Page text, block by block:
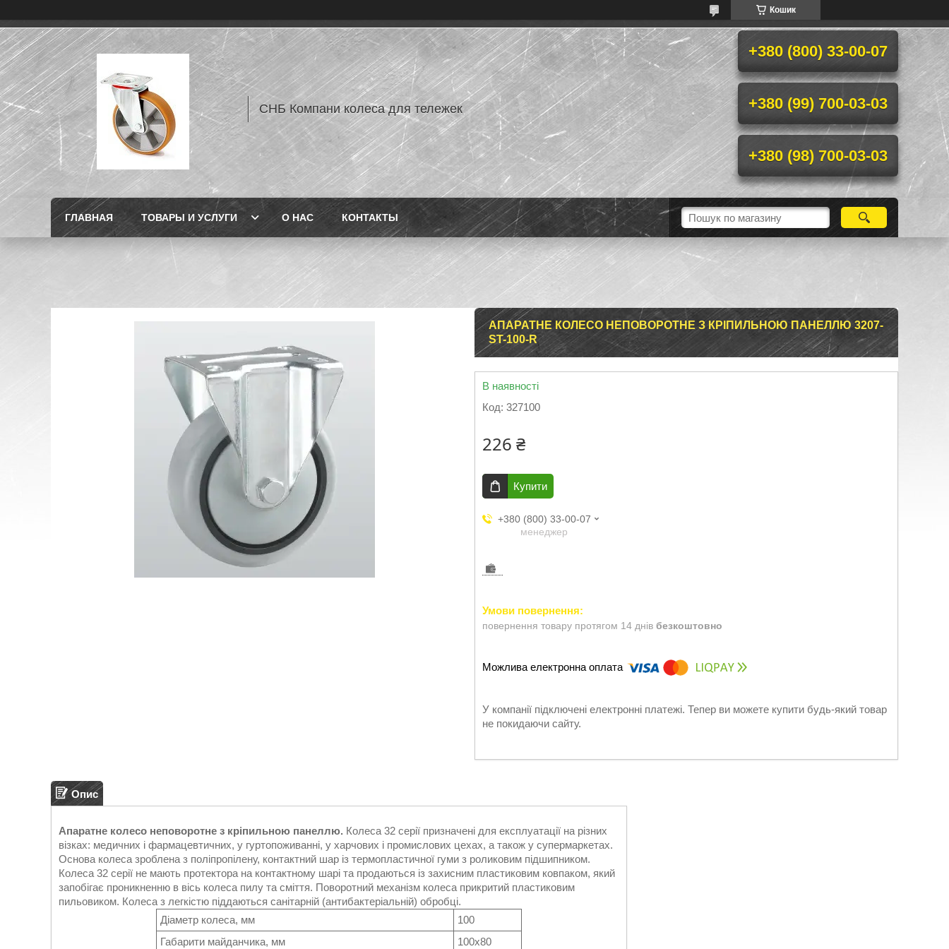
Кошик
СНБ Компани колеса для тележек
+380 (800) 33-00-07
+380 (99) 700-03-03
+380 (98) 700-03-03
ГЛАВНАЯ ТОВАРЫ И УСЛУГИ О НАС КОНТАКТЫ
АПАРАТНЕ КОЛЕСО НЕПОВОРОТНЕ З КРІПИЛЬНОЮ ПАНЕЛЛЮ 3207-
ST-100-R
В наявності
Код: 327100
226 ₴
Купити
+380 (800) 33-00-07
менеджер
повернення товару протягом 14 днів безкоштовно
У компанії підключені електронні платежі. Тепер ви можете купити будь-який товар
не покидаючи сайту.
Опис
Апаратне колесо неповоротне з кріпильною панеллю. Колеса 32 серії призначені для експлуатації на різних
візках: медичних і фармацевтичних, у гуртопоживанні, у харчових і промислових цехах, а також у супермаркетах.
Основа колеса зроблена з поліпропілену, контактний шар із термопластичної гуми з роликовим підшипником.
Колеса 32 серії не мають протектора на контактному шарі та продаються із захисним пластиковим ковпаком, який
запобігає проникненню в вісь колеса пилу та сміття. Поворотний механізм колеса прикритий пластиковим
пильовиком. Колеса з легкістю піддаються санітарній (антибактеріальній) обробці.
Діаметр колеса, мм
100
Габарити майданчика, мм
100x80